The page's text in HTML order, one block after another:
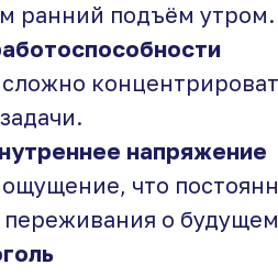
ранний подъём утром.
сложно
напряжение
что
переживания о